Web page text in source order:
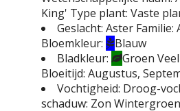
King' Type plant: Vaste
Geslacht: Aster Familie:
Bloemkleur:
Blauw
Bladkleur:
Groen
Bloeitijd: Augustus,
Vochtigheid: Droog-
schaduw: Zon